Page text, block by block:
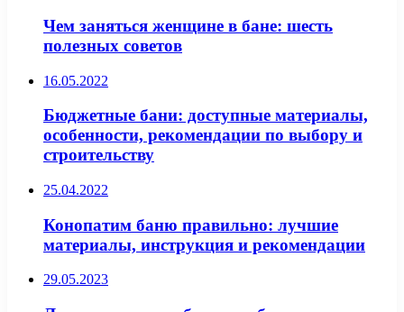
Чем заняться женщине в бане: шесть
полезных советов
16.05.2022
Бюджетные бани: доступные материалы,
особенности, рекомендации по выбору и
строительству
25.04.2022
Конопатим баню правильно: лучшие
материалы, инструкция и рекомендации
29.05.2023